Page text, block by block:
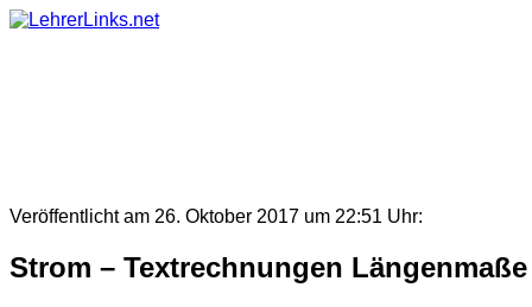
Skip
Veröffentlicht am 26. Oktober 2017 um 22:51 Uhr:
Strom – Textrechnungen Längenmaße